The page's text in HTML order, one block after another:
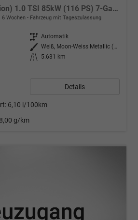
Selection (Selection) 1.0 TSI 85kW (116 PS) 7-Gang DSG
6 Wochen Fahrzeug mit Tageszulassung
Getriebe Automatik
Außenfarbe
Weiß, Moon-Weiss Metallic (2Y)
Kilometerstand
5.631 km
Details
6,10 l/100km
g/km